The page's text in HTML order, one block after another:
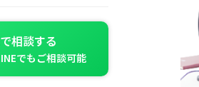
相談する
でもご相談可能